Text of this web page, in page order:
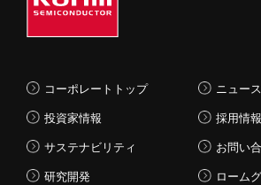
コーポレートトップ
投資家情報
サステナビリティ
研究開発
ニュース
採用情報
お問い
ローム